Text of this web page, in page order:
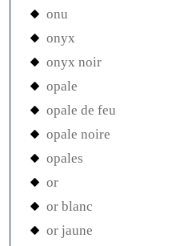
onu
onyx
onyx noir
opale
opale de feu
opale noire
opales
or
or blanc
or jaune